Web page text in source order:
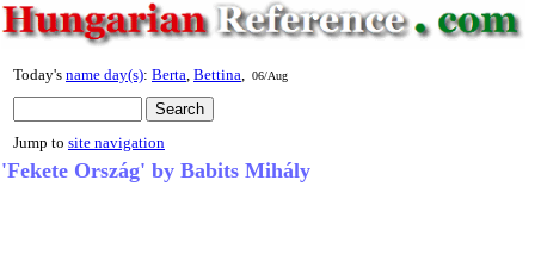
Today's name day(s): Berta Bettina 06/Aug
Jump to site navigation
'Fekete Ország' by Babits Mihály